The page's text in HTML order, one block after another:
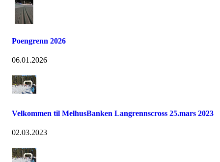
Poengrenn 2026
06.01.2026
Velkommen til MelhusBanken Langrennscross 25.mars 2023
02.03.2023